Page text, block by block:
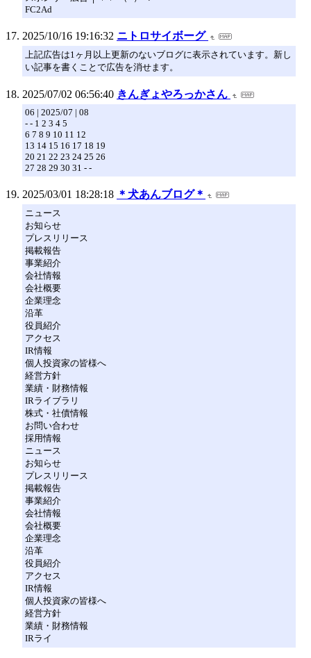
FC2Ad
2025/10/16 19:16:32 ニトロサイボーグ
上記広告は1ヶ月以上更新のないブログに表示されています。新し
い記事を書くことで広告を消せます。
2025/07/02 06:56:40 きんぎょやろっかさん
06 | 2025/07 | 08
- - 1 2 3 4 5
6 7 8 9 10 11 12
13 14 15 16 17 18 19
20 21 22 23 24 25 26
27 28 29 30 31 - -
2025/03/01 18:28:18 ＊犬あんブログ＊
ニュース
お知らせ
プレスリリース
掲載報告
事業紹介
会社情報
会社概要
企業理念
沿革
役員紹介
アクセス
IR情報
個人投資家の皆様へ
経営方針
業績・財務情報
IRライブラリ
株式・社債情報
お問い合わせ
採用情報
ニュース
お知らせ
プレスリリース
掲載報告
事業紹介
会社情報
会社概要
企業理念
沿革
役員紹介
アクセス
IR情報
個人投資家の皆様へ
経営方針
業績・財務情報
IRライ